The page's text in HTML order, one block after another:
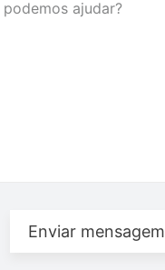
Enviar mensagem